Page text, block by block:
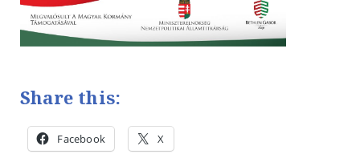
Share this:
Facebook X